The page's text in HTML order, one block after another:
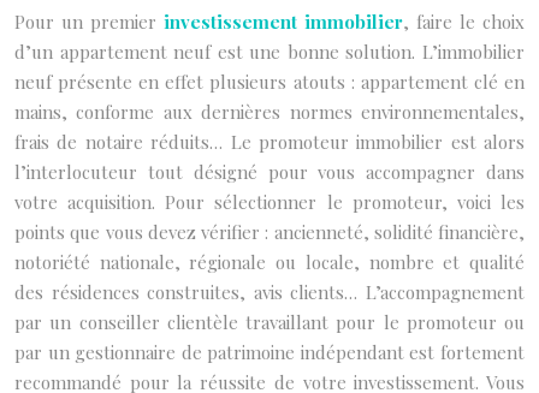
Pour un premier investissement immobilier, faire le choix
d’un appartement neuf est une bonne solution. L’immobilier
neuf présente en effet plusieurs atouts : appartement clé en
mains, conforme aux dernières normes environnementales,
frais de notaire réduits… Le promoteur immobilier est alors
l’interlocuteur tout désigné pour vous accompagner dans
votre acquisition. Pour sélectionner le promoteur, voici les
points que vous devez vérifier : ancienneté, solidité financière,
notoriété nationale, régionale ou locale, nombre et qualité
des résidences construites, avis clients… L’accompagnement
par un conseiller clientèle travaillant pour le promoteur ou
par un gestionnaire de patrimoine indépendant est fortement
recommandé pour la réussite de votre investissement. Vous